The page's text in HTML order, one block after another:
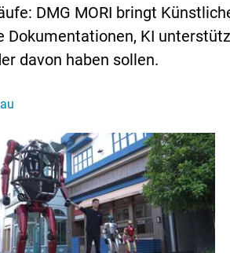
DMG MORI bringt
KI
davon haben sollen.